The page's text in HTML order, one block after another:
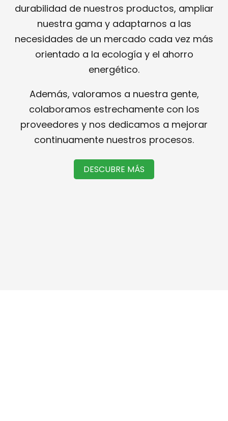
durabilidad de nuestros productos, ampliar
nuestra gama y adaptarnos a las
necesidades de un mercado cada vez más
orientado a la ecología y el ahorro
energético.
Además, valoramos a nuestra gente,
colaboramos estrechamente con los
proveedores y nos dedicamos a mejorar
continuamente nuestros procesos.
DESCUBRE MÁS